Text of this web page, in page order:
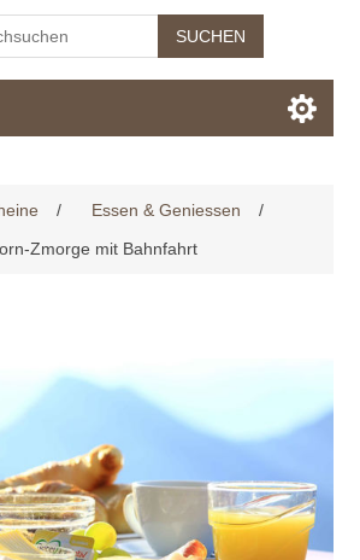
/ Essen & Geniessen
/
Zmorge mit Bahnfahrt